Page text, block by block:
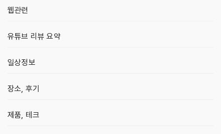
웹관련
유튜브 리뷰 요약
일상정보
장소, 후기
제품, 테크